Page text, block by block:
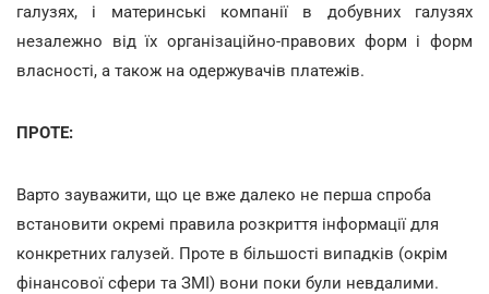
галузях, і материнські компанії в добувних галузях
незалежно від їх організаційно-правових форм і форм
власності, а також на одержувачів платежів.
ПРОТЕ:
Варто зауважити, що це вже далеко не перша спроба
встановити окремі правила розкриття інформації для
конкретних галузей. Проте в більшості випадків (окрім
фінансової сфери та ЗМІ) вони поки були невдалими.